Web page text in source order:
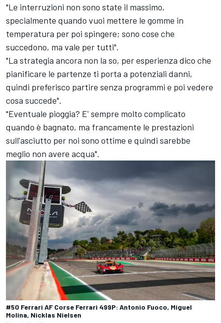
"Le interruzioni non sono state il massimo,
specialmente quando vuoi mettere le gomme in
temperatura per poi spingere; sono cose che
succedono, ma vale per tutti".
"La strategia ancora non la so, per esperienza dico che
pianificare le partenze ti porta a potenziali danni,
quindi preferisco partire senza programmi e poi vedere
cosa succede".
"Eventuale pioggia? E' sempre molto complicato
quando è bagnato, ma francamente le prestazioni
sull'asciutto per noi sono ottime e quindi sarebbe
meglio non avere acqua".
#50 Ferrari AF Corse Ferrari 499P: Antonio Fuoco, Miguel
Molina, Nicklas Nielsen